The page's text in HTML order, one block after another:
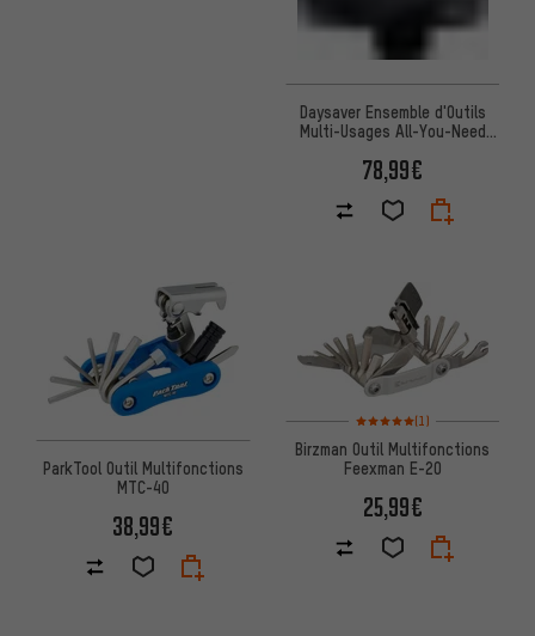
Daysaver Ensemble d'Outils
Multi-Usages All-You-Need
78,99€
ParkTool Outil Multifonctions
MTC-40
38,99€
Note moyenne : 5 sur 5
(1)
Birzman Outil Multifonctions
Feexman E-20
25,99€